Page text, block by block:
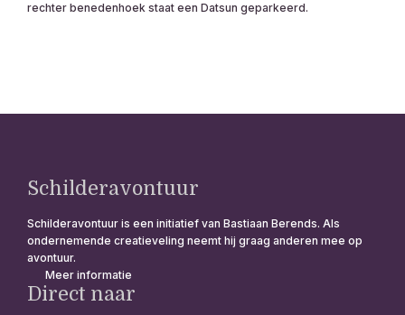
rechter benedenhoek staat een Datsun geparkeerd.
Schilderavontuur
Schilderavontuur is een initiatief van Bastiaan Berends. Als
ondernemende creatieveling neemt hij graag anderen mee op
avontuur.
Meer informatie
Direct naar